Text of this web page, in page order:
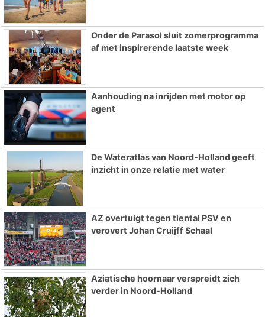
Onder de Parasol sluit zomerprogramma
af met inspirerende laatste week
Aanhouding na inrijden met motor op
agent
De Wateratlas van Noord-Holland geeft
inzicht in onze relatie met water
AZ overtuigt tegen tiental PSV en
verovert Johan Cruijff Schaal
Aziatische hoornaar verspreidt zich
verder in Noord-Holland